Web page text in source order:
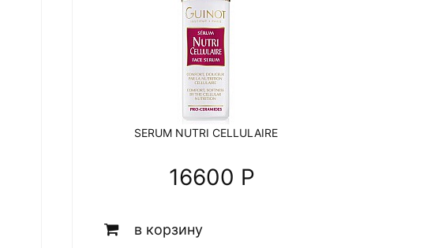
SERUM NUTRI CELLULAIRE
16600 P
в корзину